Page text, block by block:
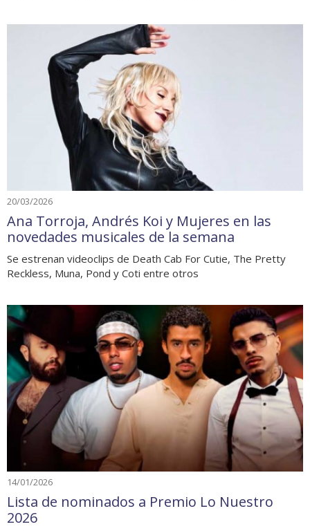
20/03/2026
Ana Torroja, Andrés Koi y Mujeres en las
novedades musicales de la semana
Se estrenan videoclips de Death Cab For Cutie, The Pretty
Reckless, Muna, Pond y Coti entre otros
14/01/2026
Lista de nominados a Premio Lo Nuestro
2026